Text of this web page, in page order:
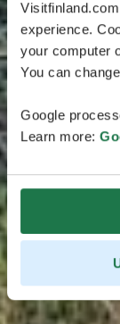
experience.
your computer
You can
Google
Learn more: